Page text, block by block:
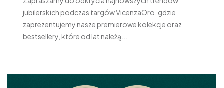
jubilerskich podczas targów VicenzaOro, gdzie
zaprezentujemy nasze premierowe kolekcje oraz
bestsellery, które od lat należą...